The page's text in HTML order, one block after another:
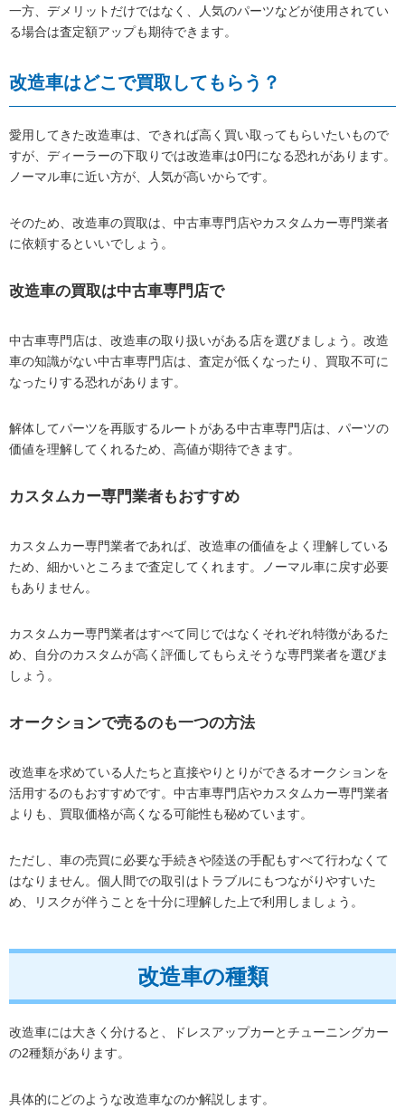
一方、デメリットだけではなく、人気のパーツなどが使用されてい
る場合は査定額アップも期待できます。
改造車はどこで買取してもらう？
愛用してきた改造車は、できれば高く買い取ってもらいたいもので
すが、ディーラーの下取りでは改造車は0円になる恐れがあります。
ノーマル車に近い方が、人気が高いからです。
そのため、改造車の買取は、中古車専門店やカスタムカー専門業者
に依頼するといいでしょう。
改造車の買取は中古車専門店で
中古車専門店は、改造車の取り扱いがある店を選びましょう。改造
車の知識がない中古車専門店は、査定が低くなったり、買取不可に
なったりする恐れがあります。
解体してパーツを再販するルートがある中古車専門店は、パーツの
価値を理解してくれるため、高値が期待できます。
カスタムカー専門業者もおすすめ
カスタムカー専門業者であれば、改造車の価値をよく理解している
ため、細かいところまで査定してくれます。ノーマル車に戻す必要
もありません。
カスタムカー専門業者はすべて同じではなくそれぞれ特徴があるた
め、自分のカスタムが高く評価してもらえそうな専門業者を選びま
しょう。
オークションで売るのも一つの方法
改造車を求めている人たちと直接やりとりができるオークションを
活用するのもおすすめです。中古車専門店やカスタムカー専門業者
よりも、買取価格が高くなる可能性も秘めています。
ただし、車の売買に必要な手続きや陸送の手配もすべて行わなくて
はなりません。個人間での取引はトラブルにもつながりやすいた
め、リスクが伴うことを十分に理解した上で利用しましょう。
改造車の種類
改造車には大きく分けると、ドレスアップカーとチューニングカー
の2種類があります。
具体的にどのような改造車なのか解説します。